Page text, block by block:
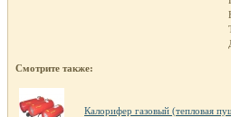
Смотрите также:
Калорифер газовый (тепловая